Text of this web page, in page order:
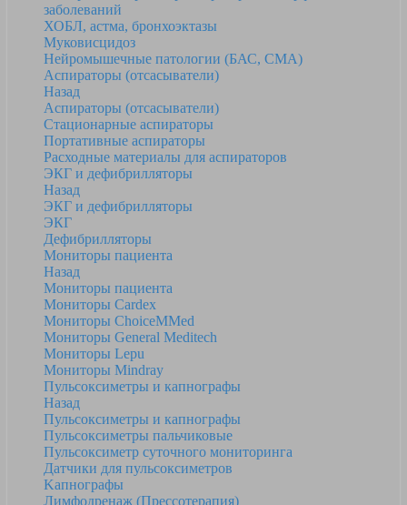
заболеваний
ХОБЛ, астма, бронхоэктазы
Муковисцидоз
Нейромышечные патологии (БАС, СМА)
Аспираторы (отсасыватели)
Назад
Аспираторы (отсасыватели)
Стационарные аспираторы
Портативные аспираторы
Расходные материалы для аспираторов
ЭКГ и дефибрилляторы
Назад
ЭКГ и дефибрилляторы
ЭКГ
Дефибрилляторы
Мониторы пациента
Назад
Мониторы пациента
Мониторы Cardex
Мониторы ChoiceMMed
Мониторы General Meditech
Мониторы Lepu
Мониторы Mindray
Пульсоксиметры и капнографы
Назад
Пульсоксиметры и капнографы
Пульсоксиметры пальчиковые
Пульсоксиметр суточного мониторинга
Датчики для пульсоксиметров
Kапнографы
Лимфодренаж (Прессотерапия)